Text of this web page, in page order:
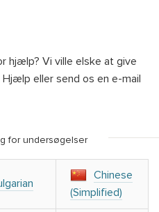
hjælp? Vi ville elske at give
eller send os en e-mail
for undersøgelser
Chinese
(Simplified)